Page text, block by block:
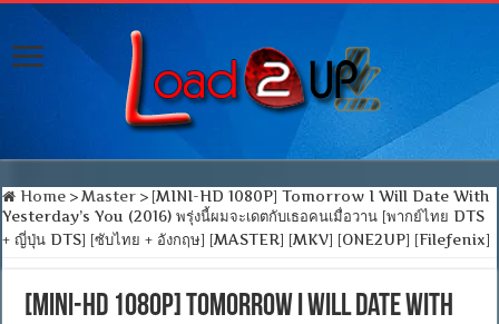
Home > Master > [MINI-HD 1080P] Tomorrow I Will Date With
Yesterday’s You (2016) พรุ่งนี้ผมจะเดตกับเธอคนเมื่อวาน [พากย์ไทย DTS
+ ญี่ปุ่น DTS] [ซับไทย + อังกฤษ] [MASTER] [MKV] [ONE2UP] [Filefenix]
[MINI-HD 1080P] Tomorrow I Will Date With